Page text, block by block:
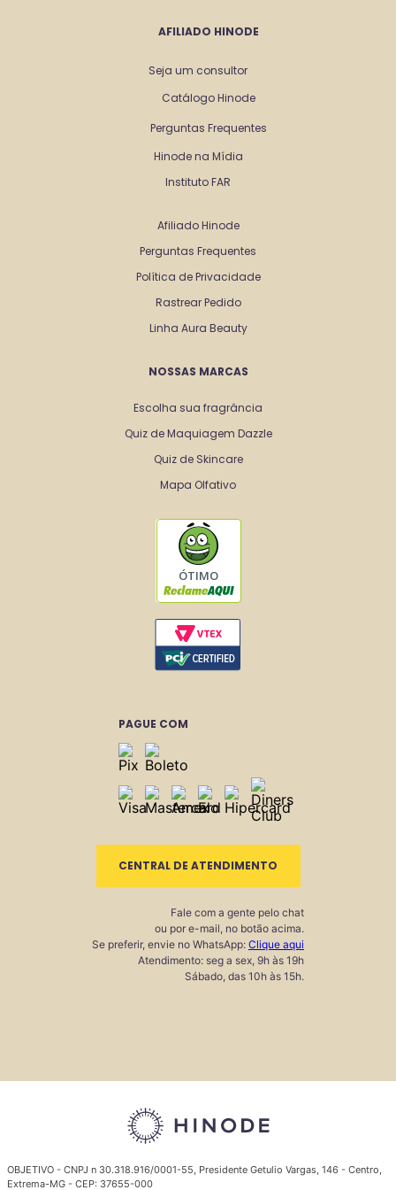
AFILIADO HINODE
Seja um consultor
Catálogo Hinode
Perguntas Frequentes
Hinode na Mídia
Instituto FAR
Afiliado Hinode
Perguntas Frequentes
Política de Privacidade
Rastrear Pedido
Linha Aura Beauty
NOSSAS MARCAS
Escolha sua fragrância
Quiz de Maquiagem Dazzle
Quiz de Skincare
Mapa Olfativo
ÓTIMO
PAGUE COM
CENTRAL DE ATENDIMENTO
Fale com a gente pelo chat
ou por e-mail, no botão acima.
Se preferir, envie no WhatsApp: Clique aqui
Atendimento: seg a sex, 9h às 19h
Sábado, das 10h às 15h.
OBJETIVO - CNPJ n 30.318.916/0001-55, Presidente Getulio Vargas, 146 - Centro,
Extrema-MG - CEP: 37655-000